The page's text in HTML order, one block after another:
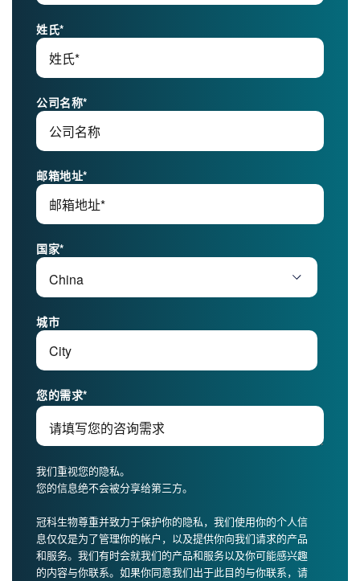
姓氏*
公司名称*
邮箱地址*
国家*
城市
您的需求*
我们重视您的隐私。
您的信息绝不会被分享给第三方。
冠科生物尊重并致力于保护你的隐私，我们使用你的个人信
息仅仅是为了管理你的帐户，以及提供你向我们请求的产品
和服务。我们有时会就我们的产品和服务以及你可能感兴趣
的内容与你联系。如果你同意我们出于此目的与你联系，请